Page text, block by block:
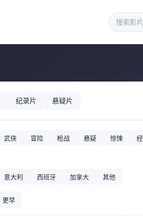
纪录片 悬疑片
武侠 冒险 枪战 悬疑 惊悚
意大利 西班牙 加拿大 其他
更早